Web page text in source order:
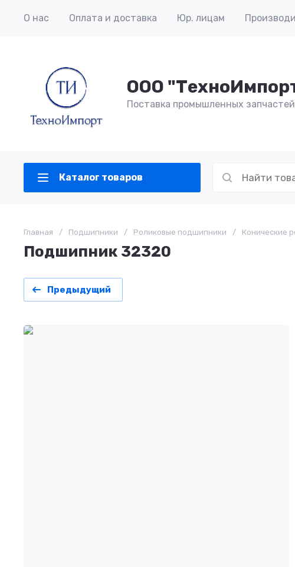
О нас Оплата и доставка Юр. лицам
ООО
Поставка промышленных запчастей
Каталог товаров
Главная / Подшипники / Роликовые подшипники / Конические
Подшипник 32320
Предыдущий